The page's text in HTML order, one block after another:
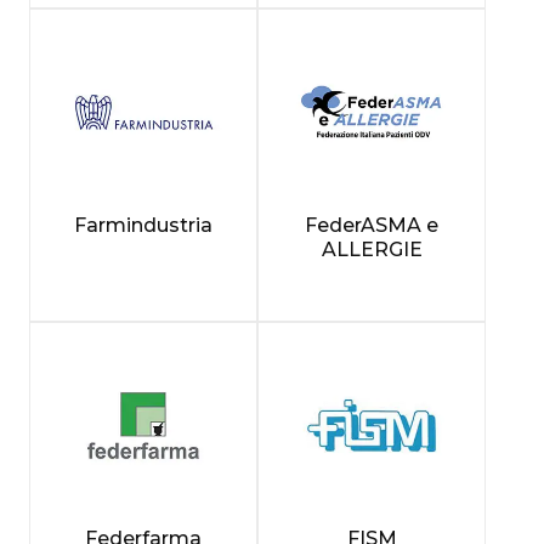
Farmindustria
FederASMA e
ALLERGIE
Federfarma FISM